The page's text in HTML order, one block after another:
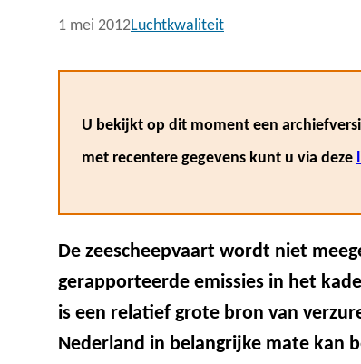
1 mei 2012Luchtkwaliteit
U bekijkt op dit moment een
met recentere gegevens kunt u via deze
De zeescheepvaart wordt niet
gerapporteerde emissies in het
is een relatief grote bron van
Nederland in belangrijke mate kan